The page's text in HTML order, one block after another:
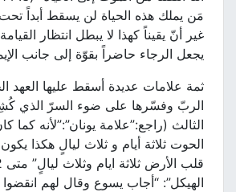
مَن يملك هذه الحياة لن يسقط أبداً
غير أنّ يقيناً كهذا لا يبطل انتظار القيامة
يجعل الرجاء حاضراً بقوّة إلى جانب
ثمة علامات عديدة أسقط عليها العهد
الربّ وفسّرها على ضوء السرّ الذي
الثالث (راجع:”علامة يونان”:”لأنه كما
الحوت ثلاثة أيام و ثلاث ليالٍ هكذا يكون
الهيكل”: “أجاب يسوع وقال لهم انقضوا